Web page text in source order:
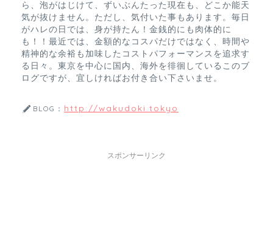
ら、泡がはじけて、ずいぶんたった現在も、どこか能天
気が抜けません。ただし、気付いた事もあります。毎日
がハレの日では、身が持たん！金銭的にも肉体的に
も！！最近では、金額的なコスパだけではなく、時間や
精神的な余裕も加味したコストパフォーマンスを追求す
る日々。東京を中心に国内、海外を徘徊しているこのブ
ログですが、宜しければお付き合い下さいませ。
BLOG： http://wakudoki.tokyo
スポンサーリンク